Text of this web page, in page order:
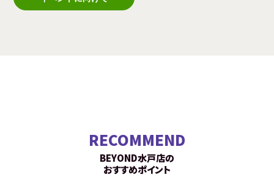
RECOMMEND
BEYOND水戸店の
おすすめポイント